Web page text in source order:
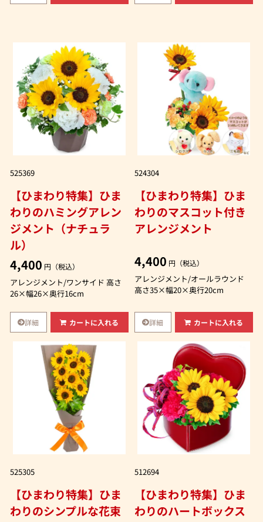
525369
【ひまわり特集】ひま
わりのハミングアレン
ジメント（ナチュラ
ル）
4,400 円（税込）
アレンジメント/ワンサイド 高さ
26×幅26×奥行16cm
詳細 カートに入れる
524304
【ひまわり特集】ひま
わりのマスコット付き
アレンジメント
4,400 円（税込）
アレンジメント/オールラウンド
高さ35×幅20×奥行20cm
詳細 カートに入れる
525305
【ひまわり特集】ひま
わりのシンプルな花束
512694
【ひまわり特集】ひま
わりのハートボックス